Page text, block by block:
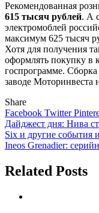
Рекомендованная
615 тысяч рублей. А
электромоблей
максимум 625 тысяч
Хотя для получения
оформлять покупку в
госпрограмме.
заводе Моторинвеста
Share
Facebook Twitter
Навигация
по
Дайджест дня: Нива
Six и другие события
Ineos Grenadier:
Related Posts